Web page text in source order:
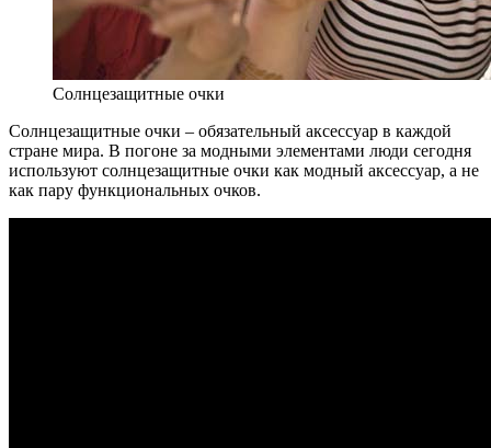
Солнцезащитные очки
Солнцезащитные очки – обязательный аксессуар в каждой
стране мира. В погоне за модными элементами люди сегодня
используют солнцезащитные очки как модный аксессуар, а не
как пару функциональных очков.